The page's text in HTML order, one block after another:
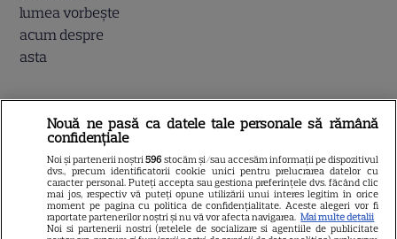
Nouă ne pasă ca datele tale personale să rămână
confidențiale
Noi și partenerii noștri596 stocăm și/sau accesăm informații pe dispozitivul
dvs., precum identificatorii cookie unici pentru prelucrarea datelor cu
caracter personal. Puteți accepta sau gestiona preferințele dvs. făcând clic
mai jos, respectiv vă puteți opune utilizării unui interes legitim în orice
moment pe pagina cu politica de confidențialitate. Aceste alegeri vor fi
raportate partenerilor noștri și nu vă vor afecta navigarea. Mai multe detalii
Noi si partenerii nostri (retelele de socializare si agentiile de publicitate